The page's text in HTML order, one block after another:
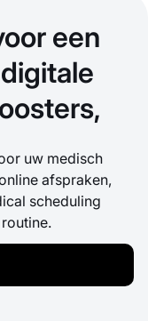
een
uw medisch
afspraken,
scheduling